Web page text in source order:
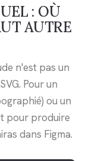
: OÙ
AUTRE
n'est pas un
Pour un
ou un
pour produire
dans Figma.